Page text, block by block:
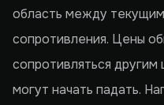
область между
сопротивления. Цены
сопротивляться другим
могут начать падать.